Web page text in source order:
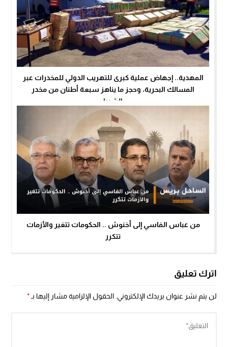
المهدية.. إجهاض عملية كبرى للتهريب الدولي للمخدرات عبر
المسالك البحرية، وحجز ما يناهز سبعة أطنان من مخدر
الشيرا
من عباس الفاسي إلى أخنوش .. الحكومات تتغير والأزمات
تتكرر
اترك تعليق
لن يتم نشر عنوان بريدك الإلكتروني. الحقول الإلزامية مشار إليها بـ*